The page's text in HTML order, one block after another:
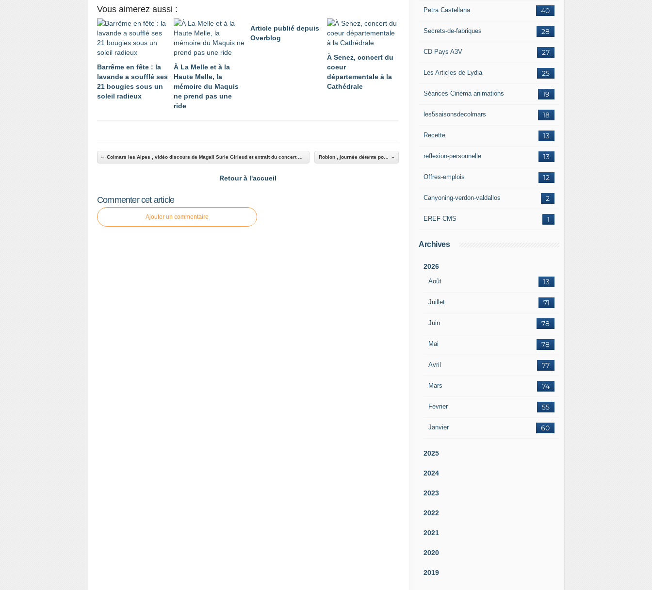
Vous aimerez aussi :
Barrême en fête : la
lavande a soufflé ses
21 bougies sous un
soleil radieux
À La Melle et à la
Haute Melle, la
mémoire du Maquis
ne prend pas une
ride
Article publié depuis
Overblog
À Senez, concert du
coeur
départementale à la
Cathédrale
Robion , journée détente pour la Robionnaise
Retour à l'accueil
Commenter cet article
Ajouter un commentaire
40
Petra Castellana
28
Secrets-de-fabriques
27
CD Pays A3V
25
Les Articles de Lydia
19
Séances Cinéma animations
18
les5saisonsdecolmars
13
Recette
13
reflexion-personnelle
12
Offres-emplois
2
Canyoning-verdon-valdallos
1
EREF-CMS
Archives
2026
Août 13
Juillet 71
Juin 78
Mai 78
Avril 77
Mars 74
Février 55
Janvier 60
2025
2024
2023
2022
2021
2020
2019